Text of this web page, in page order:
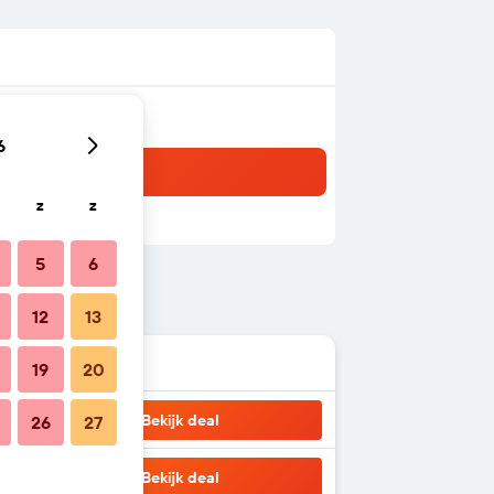
Bekijk deal
Bekijk deal
z z
5 6
12 13
19 20
26 27